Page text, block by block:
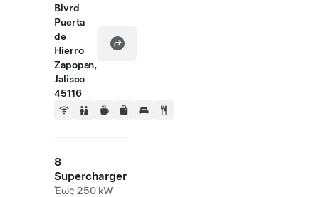
Blvrd
Puerta
de
Hierro
Zapopan,
Jalisco
45116
8
Supercharger
Έως 250 kW